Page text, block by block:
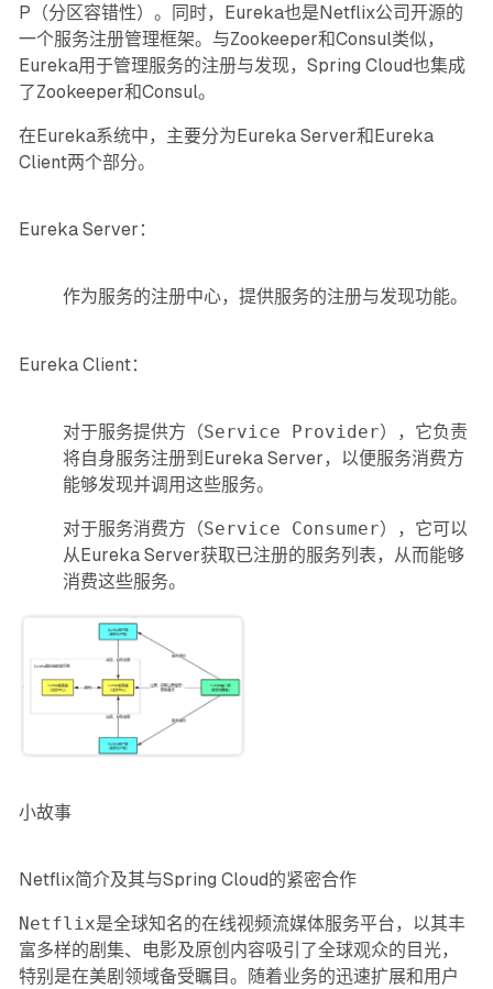
P（分区容错性）。同时，Eureka也是Netflix公司开源的
一个服务注册管理框架。与Zookeeper和Consul类似，
Eureka用于管理服务的注册与发现，Spring Cloud也集成
了Zookeeper和Consul。
在Eureka系统中，主要分为Eureka Server和Eureka
Client两个部分。
Eureka Server：
作为服务的注册中心，提供服务的注册与发现功能。
Eureka Client：
对于服务提供方（Service Provider），它负责
将自身服务注册到Eureka Server，以便服务消费方
能够发现并调用这些服务。
对于服务消费方（Service Consumer），它可以
从Eureka Server获取已注册的服务列表，从而能够
消费这些服务。
小故事
Netflix简介及其与Spring Cloud的紧密合作
Netflix是全球知名的在线视频流媒体服务平台，以其丰
富多样的剧集、电影及原创内容吸引了全球观众的目光，
特别是在美剧领域备受瞩目。随着业务的迅速扩展和用户